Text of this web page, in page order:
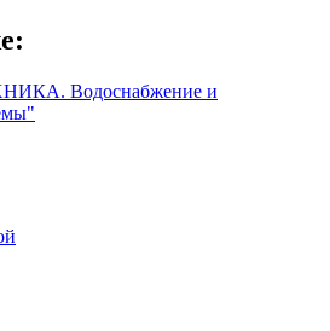
Водоснабжение и